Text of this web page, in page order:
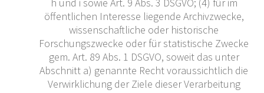
öffentlichen Interesse liegende Archivzwecke,
wissenschaftliche oder historische
Forschungszwecke oder für statistische Zwecke
gem. Art. 89 Abs. 1 DSGVO, soweit das unter
Abschnitt a) genannte Recht voraussichtlich die
Verwirklichung der Ziele dieser Verarbeitung